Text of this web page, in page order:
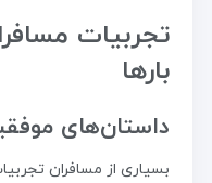
تجربیات
بارها
داستان‌های
بسیاری از مسافران